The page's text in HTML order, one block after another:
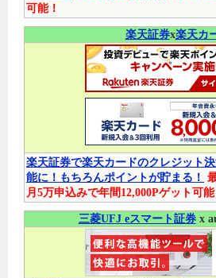
可能！
楽天証券x楽天カ
楽天証券で楽天カードのクレジット
能に！もちろんポイントが貯まる！
月5万申込みで年間12,000Pゲット可能
三菱UFJ eスマート証券x